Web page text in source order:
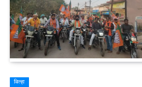
बिल्हा